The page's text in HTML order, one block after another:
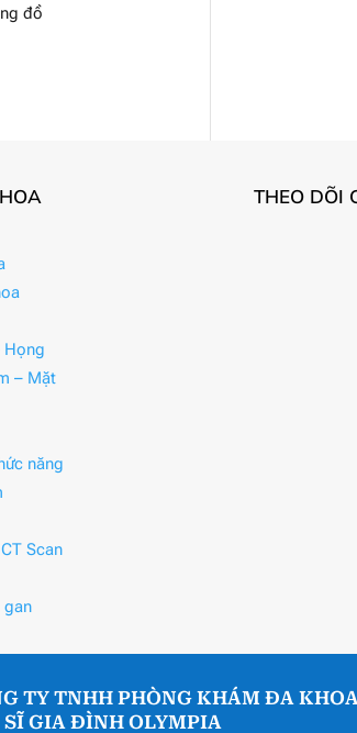
đồ
Họng
– Mặt
năng
Scan
gan
THEO DÕI
TY TNHH PHÒNG KHÁM ĐA
SĨ GIA ĐÌNH OLYMPIA